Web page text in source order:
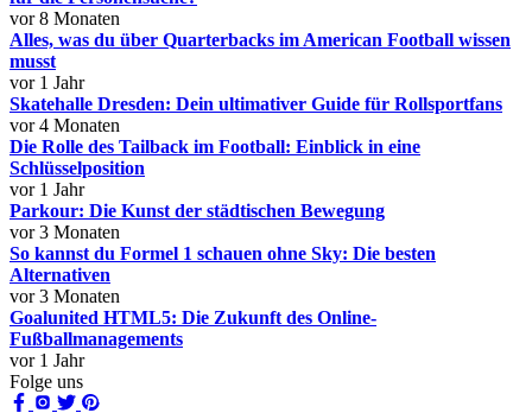
vor 8 Monaten
Alles, was du über Quarterbacks im American Football wissen
musst
vor 1 Jahr
Skatehalle Dresden: Dein ultimativer Guide für Rollsportfans
vor 4 Monaten
Die Rolle des Tailback im Football: Einblick in eine
Schlüsselposition
vor 1 Jahr
Parkour: Die Kunst der städtischen Bewegung
vor 3 Monaten
So kannst du Formel 1 schauen ohne Sky: Die besten
Alternativen
vor 3 Monaten
Goalunited HTML5: Die Zukunft des Online-
Fußballmanagements
vor 1 Jahr
Folge uns